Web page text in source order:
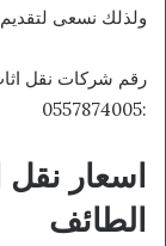
ولذلك نسعى لتقديم
رقم شركات نقل
:0557874005
اسعار
الطائف